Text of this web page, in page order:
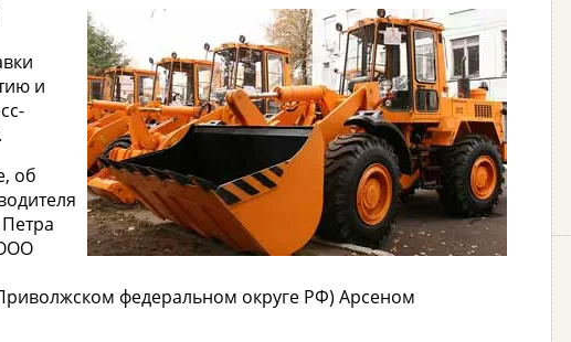
и
об
федеральном округе РФ) Арсеном